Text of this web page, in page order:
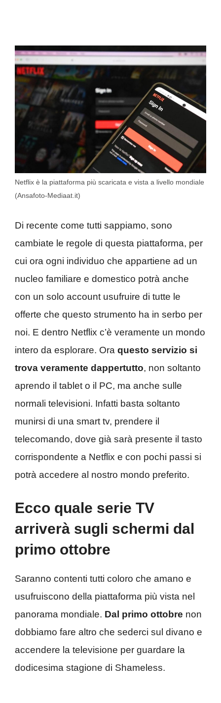
Netflix è la piattaforma più scaricata e vista a livello mondiale
(Ansafoto-Mediaat.it)
Di recente come tutti sappiamo, sono
cambiate le regole di questa piattaforma, per
cui ora ogni individuo che appartiene ad un
nucleo familiare e domestico potrà anche
con un solo account usufruire di tutte le
offerte che questo strumento ha in serbo per
noi. E dentro Netflix c’è veramente un mondo
intero da esplorare. Ora questo servizio si
trova veramente dappertutto, non soltanto
aprendo il tablet o il PC, ma anche sulle
normali televisioni. Infatti basta soltanto
munirsi di una smart tv, prendere il
telecomando, dove già sarà presente il tasto
corrispondente a Netflix e con pochi passi si
potrà accedere al nostro mondo preferito.
Ecco quale serie TV
arriverà sugli schermi dal
primo ottobre
Saranno contenti tutti coloro che amano e
usufruiscono della piattaforma più vista nel
panorama mondiale. Dal primo ottobre non
dobbiamo fare altro che sederci sul divano e
accendere la televisione per guardare la
dodicesima stagione di Shameless.